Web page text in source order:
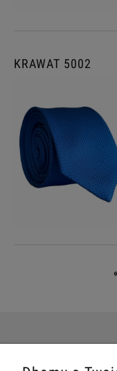
KRAWAT 5002
«
POMOC